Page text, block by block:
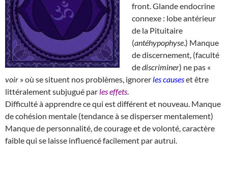
front. Glande endocrine
connexe : lobe antérieur
de la Pituitaire
(antéhypophyse.) Manque
de discernement, (faculté
dediscriminer) ne pas «
voir » où se situent nos problèmes, ignorer les causeset être
littéralement subjugué par les effets
Difficulté à apprendre ce qui est différent et nouveau. Manque
de cohésion mentale (tendance à se disperser mentalement)
Manque de personnalité, de courage et de volonté, caractère
faible qui se laisse influencé facilement par autrui.